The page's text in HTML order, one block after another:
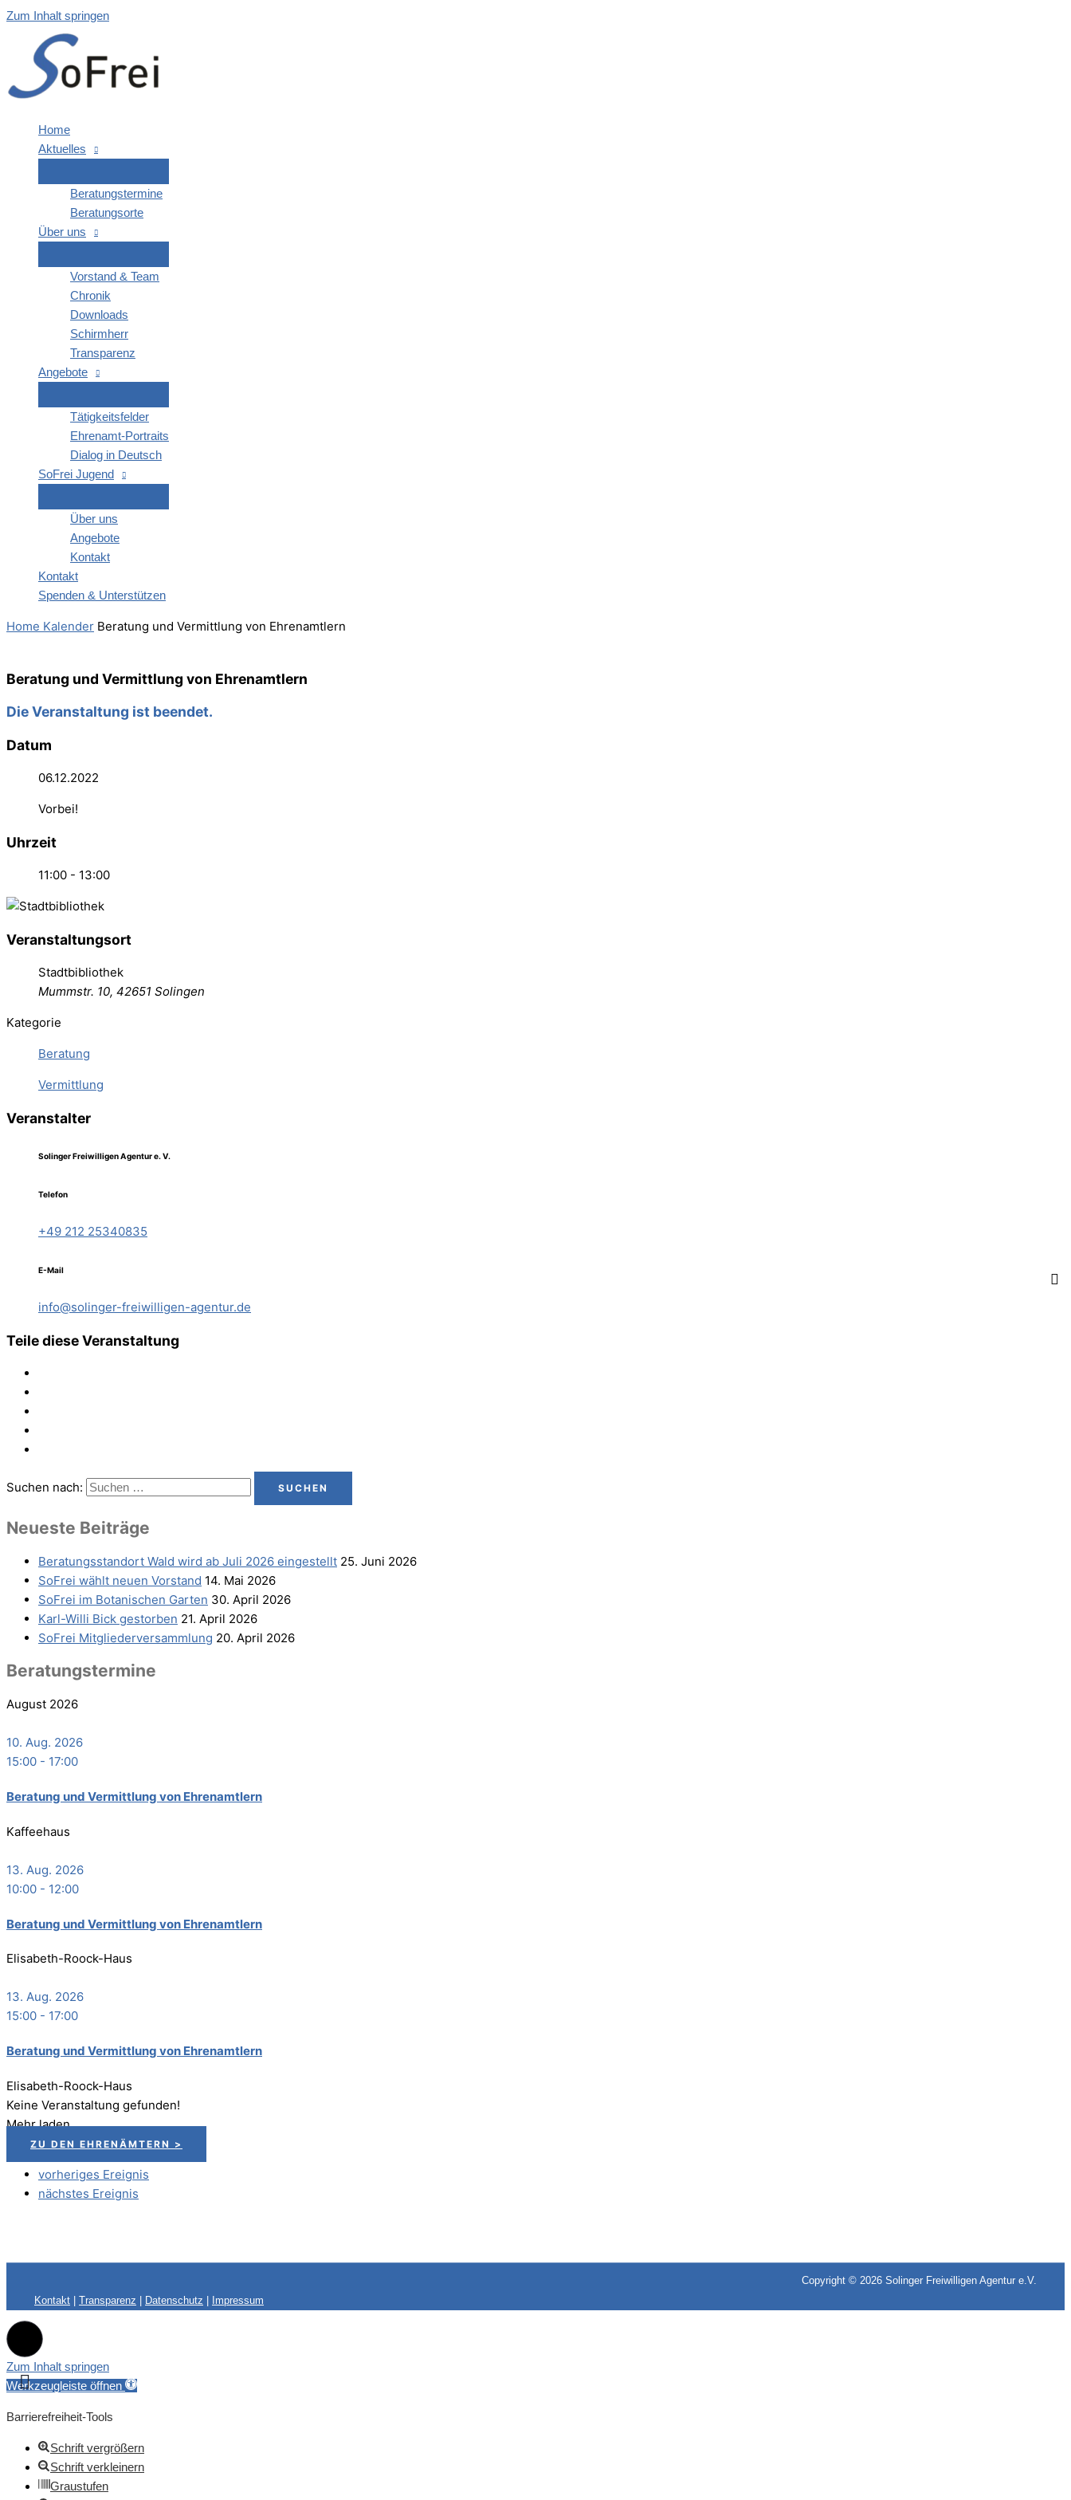
Zum Inhalt springen
Home
Aktu­el­les
Bera­tungs­ter­mi­ne
Bera­tungs­or­te
Über uns
Vor­stand & Team
Chro­nik
Down­loads
Schirm­herr
Trans­pa­renz
Ange­bo­te
Tätig­keits­fel­der
Ehren­amt-Por­­traits
Dia­log in Deutsch
SoFrei Jugend
Über uns
Ange­bo­te
Kon­takt
Kon­takt
Spen­den & Unterstützen
Home Kalender Bera­tung und Ver­mitt­lung von Ehrenamtlern
Bera­tung und Ver­mitt­lung von Ehrenamtlern
Die Veranstaltung ist beendet.
Datum
06.12.2022
Vorbei!
Uhrzeit
11:00 - 13:00
Veranstaltungsort
Stadtbibliothek
Mummstr. 10, 42651 Solingen
Kategorie
Beratung
Vermittlung
Veranstalter
Solinger Freiwilligen Agentur e. V.
Telefon
+49 212 25340835
E-Mail
info@solinger-freiwilligen-agentur.de
Teile diese Veranstaltung
Suchen nach:
Neu­es­te Beiträge
Bera­tungs­stand­ort Wald wird ab Juli 2026 eingestellt 25. Juni 2026
SoFrei wählt neu­en Vorstand 14. Mai 2026
SoFrei im Bota­ni­schen Garten 30. April 2026
Karl-Wil­li Bick gestorben 21. April 2026
SoFrei Mit­glie­der­ver­samm­lung 20. April 2026
Bera­tungs­ter­mi­ne
August 2026
10. Aug. 2026
15:00 - 17:00
Bera­tung und Ver­mitt­lung von Ehrenamtlern
Kaffeehaus
13. Aug. 2026
10:00 - 12:00
Bera­tung und Ver­mitt­lung von Ehrenamtlern
Elisabeth-Roock-Haus
13. Aug. 2026
15:00 - 17:00
Bera­tung und Ver­mitt­lung von Ehrenamtlern
Elisabeth-Roock-Haus
Keine Veranstaltung gefunden!
Mehr laden
ZU DEN EHRENÄMTERN >
vorheriges Ereignis
nächstes Ereignis
Copyright © 2026 Solinger Freiwilligen Agentur e.V.
Kontakt | Transparenz | Datenschutz | Impressum
Zum Inhalt springen
Werkzeugleiste öffnen
Barrierefreiheit-Tools
Schrift vergrößern
Schrift verkleinern
Graustufen